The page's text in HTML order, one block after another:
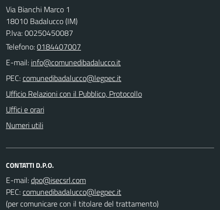
Via Bianchi Marco 1
18010 Badalucco (IM)
P.Iva: 00250450087
Telefono:0184407007
E-mail:
PEC:
Ufficio Relazioni con il Pubblico, Protocollo
Uffici e orari
Numeri utili
CONTATTI D.P.O.
E-mail:
PEC:
(per comunicare con il titolare del trattamento)